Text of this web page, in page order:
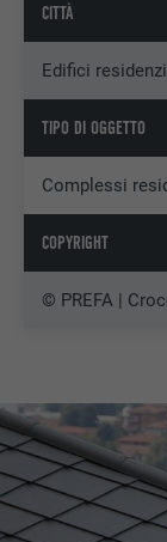
CITTÀ
Edifici
TIPO DI OGGETTO
Complessi
COPYRIGHT
© PREFA |